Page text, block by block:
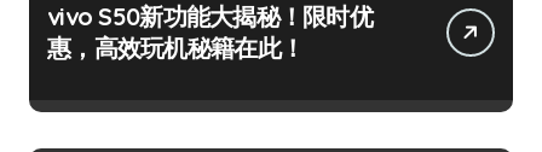
vivo S50新功能大揭秘！限时优
惠，高效玩机秘籍在此！